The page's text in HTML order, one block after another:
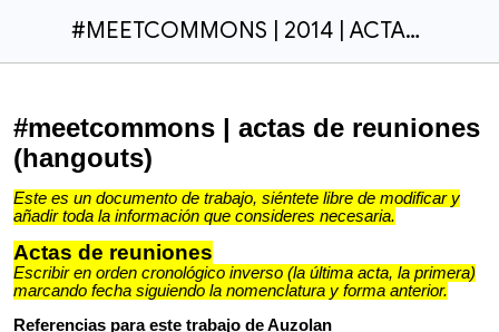
#MEETCOMMONS | 2014 | ACTAS de reuniones HANGOUTS (ACTIVO)
#meetcommons | actas de reuniones
(hangouts)
Este es un documento de trabajo, siéntete libre de modificar y
añadir toda la información que consideres necesaria.
Actas de reuniones
Escribir en orden cronológico inverso (la última acta, la primera)
marcando fecha siguiendo la nomenclatura y forma anterior.
Referencias para este trabajo de Auzolan